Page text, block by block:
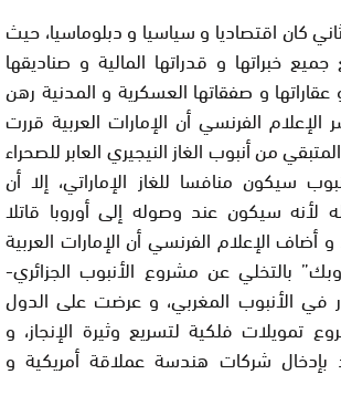
كان اقتصاديا و سياسيا و دبلوماسيا، حيث
خبراتها و قدراتها المالية و صناديقها
عقاراتها و صفقاتها العسكرية و المدنية رهن
الإعلام الفرنسي أن الإمارات العربية قررت
من أنبوب الغاز النيجيري العابر للصحراء
سيكون منافسا للغاز الإماراتي، إلا أن
لأنه سيكون عند وصوله إلى أوروبا قاتلا
أضاف الإعلام الفرنسي أن الإمارات العربية
بالتخلي عن مشروع الأنبوب الجزائري-
في الأنبوب المغربي، و عرضت على الدول
تمويلات فلكية لتسريع وثيرة الإنجاز، و
بإدخال شركات هندسة عملاقة أمريكية و